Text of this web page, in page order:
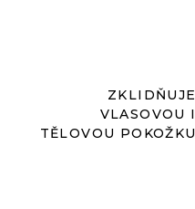
ZKLIDŇUJE
VLASOVOU I
TĚLOVOU POKOŽKU